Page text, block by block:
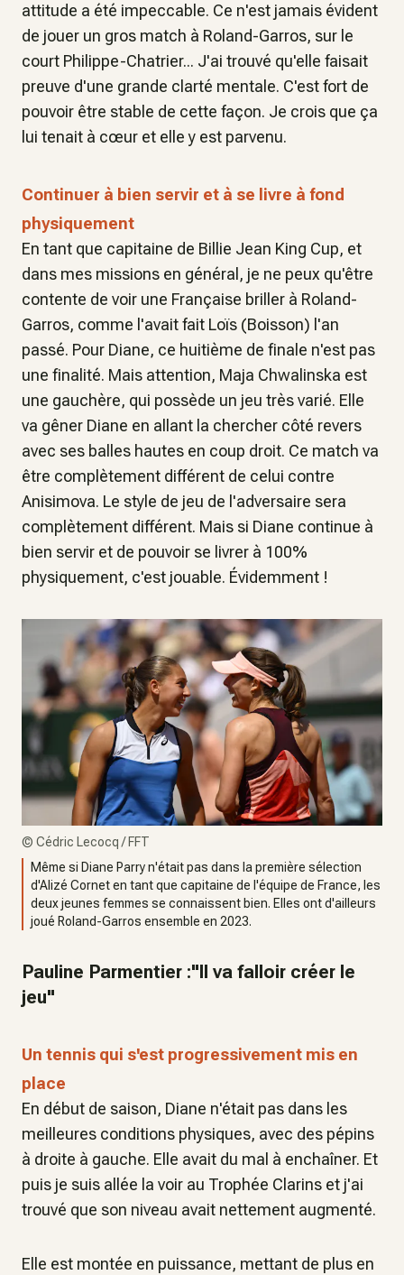
attitude a été impeccable. Ce n'est jamais évident
de jouer un gros match à Roland-Garros, sur le
court Philippe-Chatrier... J'ai trouvé qu'elle faisait
preuve d'une grande clarté mentale. C'est fort de
pouvoir être stable de cette façon. Je crois que ça
lui tenait à cœur et elle y est parvenu.
Continuer à bien servir et à se livre à fond
physiquement
En tant que capitaine de Billie Jean King Cup, et
dans mes missions en général, je ne peux qu'être
contente de voir une Française briller à Roland-
Garros, comme l'avait fait Loïs (Boisson) l'an
passé. Pour Diane, ce huitième de finale n'est pas
une finalité. Mais attention, Maja Chwalinska est
une gauchère, qui possède un jeu très varié. Elle
va gêner Diane en allant la chercher côté revers
avec ses balles hautes en coup droit. Ce match va
être complètement différent de celui contre
Anisimova. Le style de jeu de l'adversaire sera
complètement différent. Mais si Diane continue à
bien servir et de pouvoir se livrer à 100%
physiquement, c'est jouable. Évidemment !
© Cédric Lecocq / FFT
Même si Diane Parry n'était pas dans la première sélection
d'Alizé Cornet en tant que capitaine de l'équipe de France, les
deux jeunes femmes se connaissent bien. Elles ont d'ailleurs
joué Roland-Garros ensemble en 2023.
Pauline Parmentier :"Il va falloir créer le
jeu"
Un tennis qui s'est progressivement mis en
place
En début de saison, Diane n'était pas dans les
meilleures conditions physiques, avec des pépins
à droite à gauche. Elle avait du mal à enchaîner. Et
puis je suis allée la voir au Trophée Clarins et j'ai
trouvé que son niveau avait nettement augmenté.
Elle est montée en puissance, mettant de plus en